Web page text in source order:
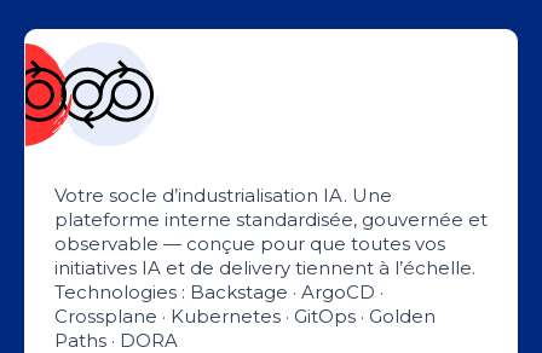
Votre socle d’industrialisation IA. Une
plateforme interne standardisée, gouvernée et
observable — conçue pour que toutes vos
initiatives IA et de delivery tiennent à l’échelle.
Technologies : Backstage · ArgoCD ·
Crossplane · Kubernetes · GitOps · Golden
Paths · DORA